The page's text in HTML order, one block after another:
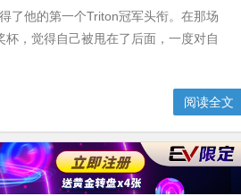
了他的第一个Triton冠军头衔。在那场
，觉得自己被甩在了后面，一度对自
阅读全文